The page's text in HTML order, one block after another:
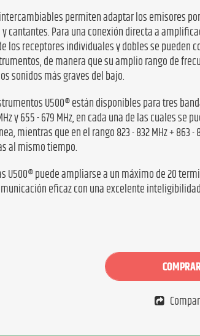
permiten adaptar los emisores
cantantes. Para una conexión directa a
los receptores individuales y dobles se pueden
de manera que su amplio rango de
sonidos más graves del bajo.
U500® están disponibles para tres
y 655 - 679 MHz, en cada una de las cuales se
mientras que en el rango 823 - 832 MHz + 863 -
al mismo tiempo.
U500® puede ampliarse a un máximo de 20
eficaz con una excelente